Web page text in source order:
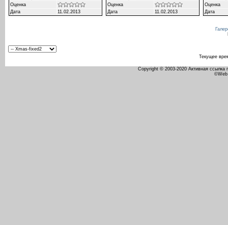
Оценка
Дата
11.02.2013
Оценка
Дата
11.02.2013
Оценка
Дата
Текущее
Copyright © 2003-2020 Активная ссылка